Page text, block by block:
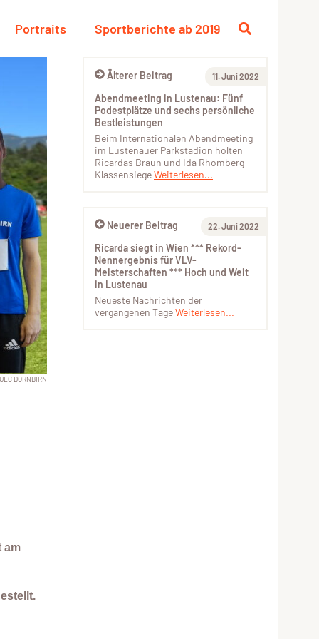
Portraits Sportberichte ab 2019
DORNBIRN
am
Älterer Beitrag 11. Juni 2022
Abendmeeting in Lustenau: Fünf
Podestplätze und sechs persönliche
Bestleistungen
Beim Internationalen Abendmeeting
im Lustenauer Parkstadion holten
Ricardas Braun und Ida Rhomberg
KlassensiegeWeiterlesen...
Neuerer Beitrag 22. Juni 2022
Ricarda siegt in Wien *** Rekord-
Nennergebnis für VLV-
Meisterschaften *** Hoch und Weit
in Lustenau
Neueste Nachrichten der
vergangenen TageWeiterlesen...